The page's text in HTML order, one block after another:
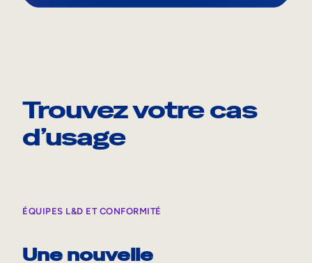
Trouvez votre cas
d’usage
ÉQUIPES L&D ET CONFORMITÉ
Une nouvelle